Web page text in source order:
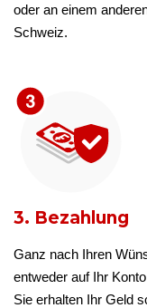
oder an einem
Schweiz.
3. Bezahlung
Ganz nach Ihren
entweder auf Ihr
Sie erhalten Ihr Geld